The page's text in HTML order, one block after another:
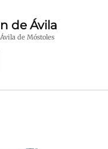
de Ávila
de Móstoles